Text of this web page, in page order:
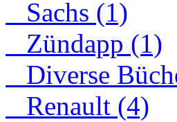
Sachs (1)
Zündapp (1)
Diverse
Renault (4)